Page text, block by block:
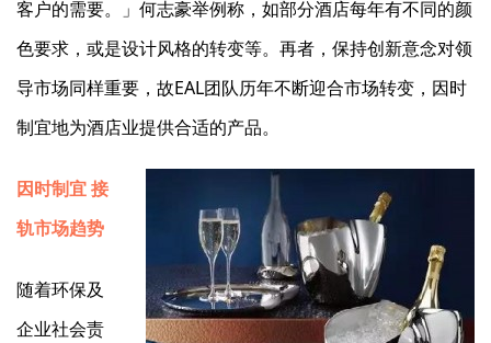
客户的需要。」何志豪举例称，如部分酒店每年有不同的颜
色要求，或是设计风格的转变等。再者，保持创新意念对领
导市场同样重要，故EAL团队历年不断迎合市场转变，因时
制宜地为酒店业提供合适的产品。
因时制宜 接
轨市场趋势
随着环保及
企业社会责